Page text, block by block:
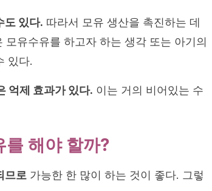
도 있다. 따라서 모유 생산을 촉진하는 데
유수유를 하고자 하는 생각 또는 아기의
있다.
억제 효과가 있다. 이는 거의 비어있는 수
를 해야 할까?
므로 가능한 한 많이 하는 것이 좋다. 그렇